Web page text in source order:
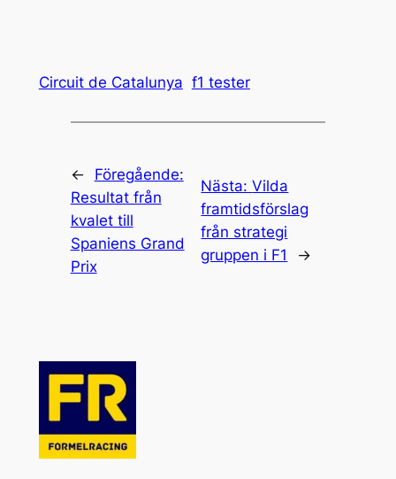
Circuit de Catalunya f1 tester
←
Föregående:
Resultat från
kvalet till
Spaniens Grand
Prix
Nästa:Vilda
framtidsförslag
från strategi
gruppen i F1
→